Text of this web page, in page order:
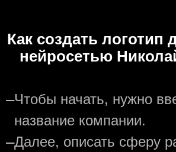
Как создать логотип
нейросетью
—Чтобы начать, нужно
название компании.
—Далее, описать сферу